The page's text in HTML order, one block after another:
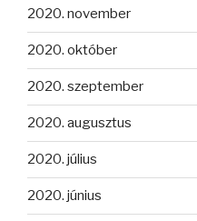
2020. november
2020. október
2020. szeptember
2020. augusztus
2020. július
2020. június